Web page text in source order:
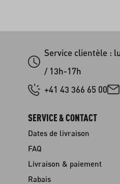
Service clientèle :
/ 13h-17h
+41 43 366 65 00
SERVICE & CONTACT
Dates de livraison
FAQ
Livraison & paiement
Rabais